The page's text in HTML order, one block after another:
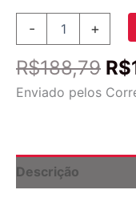
-
-
Comprimidos:
quantidade
+
R$188,79 O
R$
Enviado pelos
Descrição